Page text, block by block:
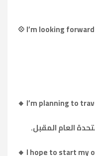
💠 I’m looking
🔸 I’m planning to
العام المقبل.
🔸 I hope to start my